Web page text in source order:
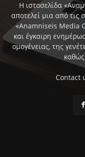
Η ιστοσελίδα
αποτελεί μια από τις
«Anamniseis Media
και έγκαιρη
ομογένειας, της
Contact